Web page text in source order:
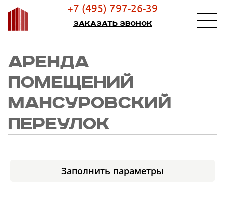
+7 (495) 797-26-39
Заказать звонок
АРЕНДА
ПОМЕЩЕНИЙ
МАНСУРОВСКИЙ
ПЕРЕУЛОК
Заполнить параметры